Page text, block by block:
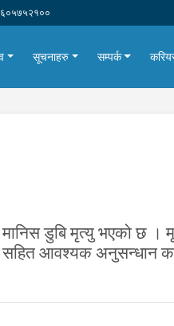
सूचनाहरु सम्पर्क
डुबि मृत्यु भएको छ ।
आवश्यक अनुसन्धान